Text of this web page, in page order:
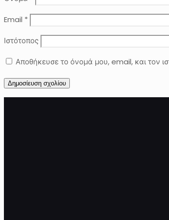
Email *
Ιστότοπος
Αποθήκευσε το όνομά μου, email, και τον